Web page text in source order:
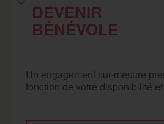
DEVENIR
BÉNÉVOLE
Un engagement sur-mesure
fonction de votre disponibilité